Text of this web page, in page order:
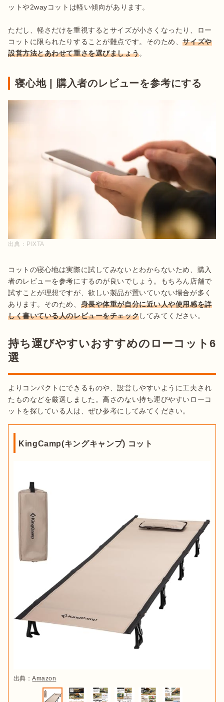
ットや2wayコットは軽い傾向があります。
ただし、軽さだけを重視するとサイズが小さくなったり、ロー
コットに限られたりすることが難点です。そのため、サイズや
設営方法とあわせて重さを選びましょう。
寝心地 | 購入者のレビューを参考にする
出典： PIXTA
コットの寝心地は実際に試してみないとわからないため、購入
者のレビューを参考にするのが良いでしょう。もちろん店舗で
試すことが理想ですが、欲しい製品が置いていない場合が多く
あります。そのため、 身長や体重が自分に近い人や使用感を詳
しく書いている人のレビューをチェックしてみてください。
持ち運びやすいおすすめのローコット6
選
よりコンパクトにできるものや、設営しやすいように工夫され
たものなどを厳選しました。高さのない持ち運びやすいローコ
ットを探している人は、ぜひ参考にしてみてください。
KingCamp(キングキャンプ) コット
出典：Amazon